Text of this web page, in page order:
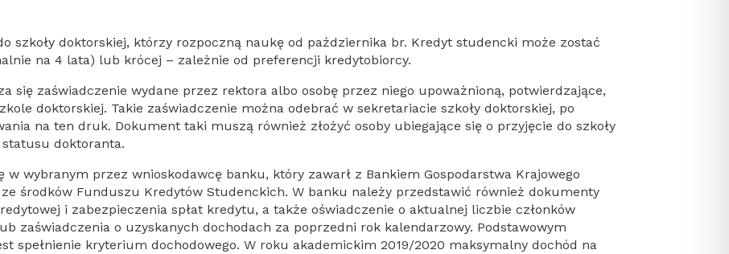
szkoły doktorskiej, którzy rozpoczną naukę od października br. Kredyt studencki może zostać
na 4 lata) lub krócej – zależnie od preferencji kredytobiorcy.
się zaświadczenie wydane przez rektora albo osobę przez niego upoważnioną, potwierdzające,
doktorskiej. Takie zaświadczenie można odebrać w sekretariacie szkoły doktorskiej, po
na ten druk. Dokument taki muszą również złożyć osoby ubiegające się o przyjęcie do szkoły
doktoranta.
w wybranym przez wnioskodawcę banku, który zawarł z Bankiem Gospodarstwa Krajowego
środków Funduszu Kredytów Studenckich. W banku należy przedstawić również dokumenty
i zabezpieczenia spłat kredytu, a także oświadczenie o aktualnej liczbie członków
zaświadczenia o uzyskanych dochodach za poprzedni rok kalendarzowy. Podstawowym
spełnienie kryterium dochodowego. W roku akademickim 2019/2020 maksymalny dochód na